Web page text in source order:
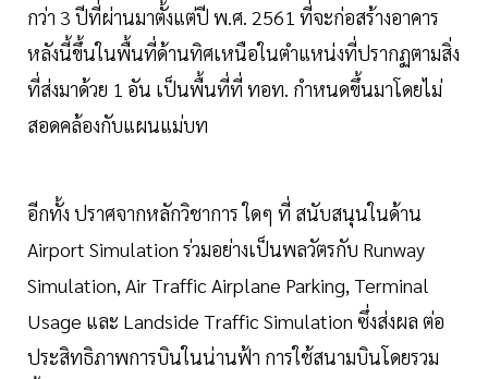
กว่า 3 ปีที่ผ่านมาตั้งแต่ปี พ.ศ. 2561 ที่จะก่อสร้างอาคาร
หลังนี้ขึ้นในพื้นที่ด้านทิศเหนือในตําแหน่งที่ปรากฏตามสิ่ง
ที่ส่งมาด้วย 1 อัน เป็นพื้นที่ที่ ทอท. กําหนดขึ้นมาโดยไม่
สอดคล้องกับแผนแม่บท
อีกทั้ง ปราศจากหลักวิชาการ ใดๆ ที่ สนับสนุนในด้าน
Airport Simulation ร่วมอย่างเป็นพลวัตรกับ Runway
Simulation, Air Traffic Airplane Parking, Terminal
Usage และ Landside Traffic Simulation ซึ่งส่งผล ต่อ
ประสิทธิภาพการบินในน่านฟ้า การใช้สนามบินโดยรวม